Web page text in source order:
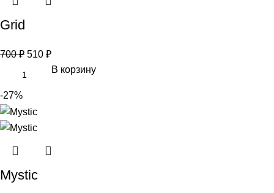
Grid
700₽ 510 ₽
В корзину
-27%
Mystic